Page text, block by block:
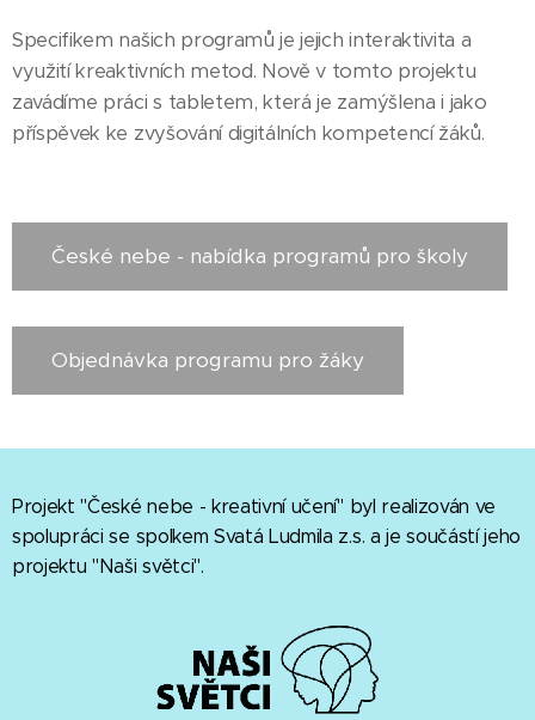
Specifikem našich programů je jejich interaktivita a
využití kreaktivních metod. Nově v tomto projektu
zavádíme práci s tabletem, která je zamýšlena i jako
příspěvek ke zvyšování digitálních kompetencí žáků.
České nebe - nabídka programů pro školy
Objednávka programu pro žáky
Projekt "České nebe - kreativní učení" byl realizován ve
spolupráci se spolkem Svatá Ludmila z.s. a je součástí jeho
projektu "Naši světci".